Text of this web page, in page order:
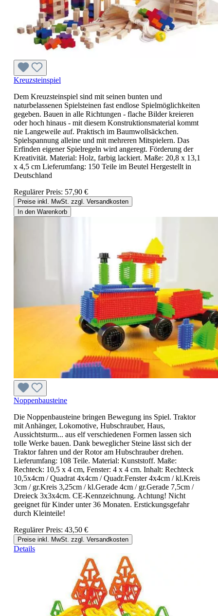
Kreuzsteinspiel
Dem Kreuzsteinspiel sind mit seinen bunten und
naturbelassenen Spielsteinen fast endlose Spielmöglichkeiten
gegeben. Bauen in alle Richtungen - flache Bilder kreieren
oder hoch hinaus - mit diesem Konstruktionsmaterial kommt
nie Langeweile auf. Praktisch im Baumwollsäckchen.
Spielspannung alleine und mit mehreren Mitspielern. Das
Erfinden eigener Spielregeln wird angeregt. Förderung der
Kreativität. Material: Holz, farbig lackiert. Maße: 20,8 x 13,1
x 4,5 cm Lieferumfang: 150 Teile im Beutel Hergestellt in
Deutschland
Regulärer Preis: 57,90 €
Preise inkl. MwSt. zzgl. Versandkosten
In den Warenkorb
Noppenbausteine
Die Noppenbausteine bringen Bewegung ins Spiel. Traktor
mit Anhänger, Lokomotive, Hubschrauber, Haus,
Aussichtsturm... aus elf verschiedenen Formen lassen sich
tolle Werke bauen. Dank beweglicher Steine lässt sich der
Traktor fahren und der Rotor am Hubschrauber drehen.
Lieferumfang: 108 Teile. Material: Kunststoff. Maße:
Rechteck: 10,5 x 4 cm, Fenster: 4 x 4 cm. Inhalt: Rechteck
10,5x4cm / Quadrat 4x4cm / Quadr.Fenster 4x4cm / kl.Kreis
3cm / gr.Kreis 3,25cm / kl.Gerade 4cm / gr.Gerade 7,5cm /
Dreieck 3x3x4cm. CE-Kennzeichnung. Achtung! Nicht
geeignet für Kinder unter 36 Monaten. Erstickungsgefahr
durch Kleinteile!
Regulärer Preis: 43,50 €
Preise inkl. MwSt. zzgl. Versandkosten
Details